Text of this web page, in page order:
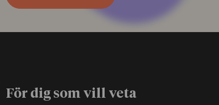
För dig som vill veta